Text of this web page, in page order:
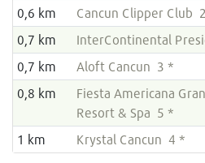
0,6 km
Cancun Clipper Club
0,7 km
InterContinental
0,7 km
Aloft Cancun 3 *
0,8 km
Fiesta Americana
Resort & Spa 5 *
1 km
Krystal Cancun 4 *